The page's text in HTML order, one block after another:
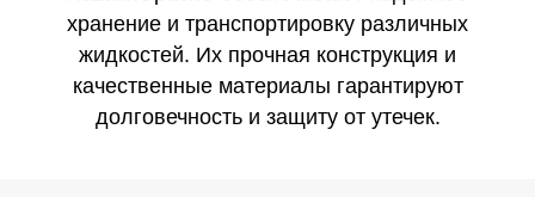
хранение и транспортировку различных
жидкостей. Их прочная конструкция и
качественные материалы гарантируют
долговечность и защиту от утечек.